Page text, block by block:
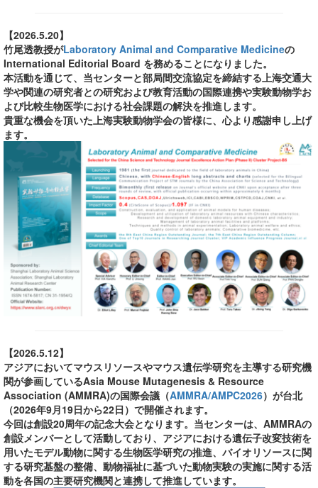
【2026.5.20】
竹尾透教授がLaboratory Animal and Comparative Medicineの
International Editorial Board を務めることになりました。
本活動を通じて、当センターと部局間交流協定を締結する上海交通大
学や関連の研究者との研究および教育活動の国際連携や実験動物学お
よび比較生物医学における社会課題の解決を推進します。
貴重な機会を頂いた上海実験動物学会の皆様に、心より感謝申し上げ
ます。
【2026.5.12】
アジアにおいてマウスリソースやマウス遺伝学研究を主導する研究機
関が参画しているAsia Mouse Mutagenesis & Resource
Association (AMMRA)の国際会議（AMMRA/AMPC2026）が台北
（2026年9月19日から22日）で開催されます。
今回は創設20周年の記念大会となります。当センターは、AMMRAの
創設メンバーとして活動しており、アジアにおける遺伝子改変技術を
用いたモデル動物に関する生物医学研究の推進、バイオリソースに関
する研究基盤の整備、動物福祉に基づいた動物実験の実施に関する活
動を各国の主要研究機関と連携して推進しています。